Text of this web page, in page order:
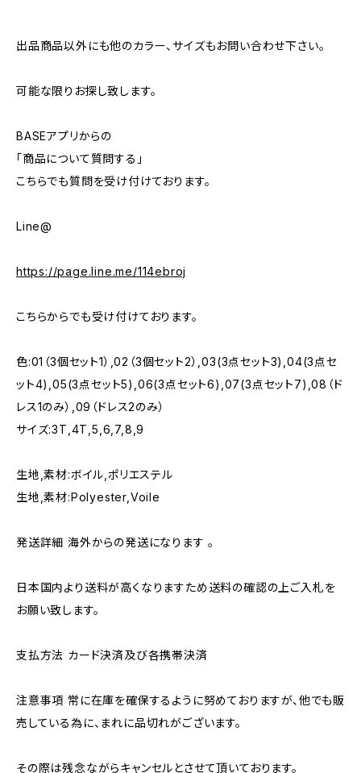
出品商品以外にも他のカラー、サイズもお問い合わせ下さい。
可能な限りお探し致します。
BASEアプリからの
「商品について質問する」
こちらでも質問を受け付けております。
Line@
https://page.line.me/114ebroj
こちらからでも受け付けております。
色:01（3個セット1）,02（3個セット2）,03(3点セット3),04(3点セ
ット4),05(3点セット5),06(3点セット6),07(3点セット7),08（ド
レス1のみ）,09（ドレス2のみ）
サイズ:3T,4T,5,6,7,8,9
生地,素材:ボイル,ポリエステル
生地,素材:Polyester,Voile
発送詳細 海外からの発送になります 。
日本国内より送料が高くなりますため送料の確認の上ご入札を
お願い致します。
支払方法 カード決済及び各携帯決済
注意事項 常に在庫を確保するように努めておりますが、他でも販
売している為に、まれに品切れがございます。
その際は残念ながらキャンセルとさせて頂いております。